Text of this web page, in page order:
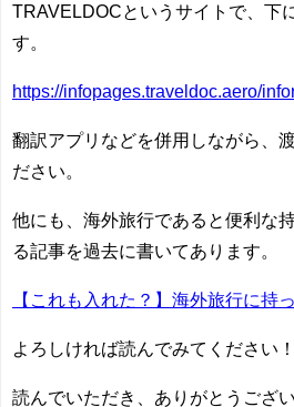
TRAVELDOCというサイトで、下
す。
https://infopages.traveldoc.aero/
翻訳アプリなどを併用しながら、
ださい。
他にも、海外旅行であると便利な
る記事を過去に書いてあります。
【これも入れた？】海外旅行に持
よろしければ読んでみてください！
読んでいただき、ありがとうござ